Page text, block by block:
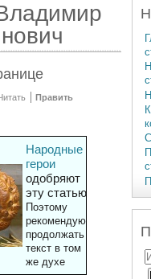
Править
Народные
герои
одобряют
эту статью
Поэтому
рекомендуют
продолжать
текст в том
же духе